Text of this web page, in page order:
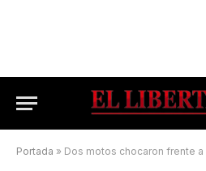
Portada » Dos motos chocaron frente a una